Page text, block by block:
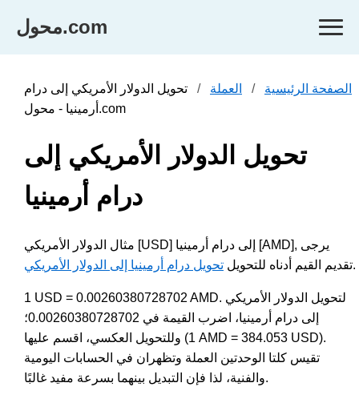
محول.com
الصفحة الرئيسية العملة
تحويل الدولار الأمريكي إلى درام
أرمينيا - محول.com
تحويل الدولار الأمريكي إلى
درام أرمينيا
مثال الدولار الأمريكي [USD] إلى درام أرمينيا [AMD], يرجى
تقديم القيم أدناه للتحويل تحويل درام أرمينيا إلى الدولار الأمريكي .
1 USD = 0.00260380728702 AMD. لتحويل الدولار الأمريكي
إلى درام أرمينيا، اضرب القيمة في 0.00260380728702؛
وللتحويل العكسي، اقسم عليها (1 AMD = 384.053 USD).
تقيس كلتا الوحدتين العملة وتظهران في الحسابات اليومية
والفنية، لذا فإن التبديل بينهما بسرعة مفيد غالبًا.